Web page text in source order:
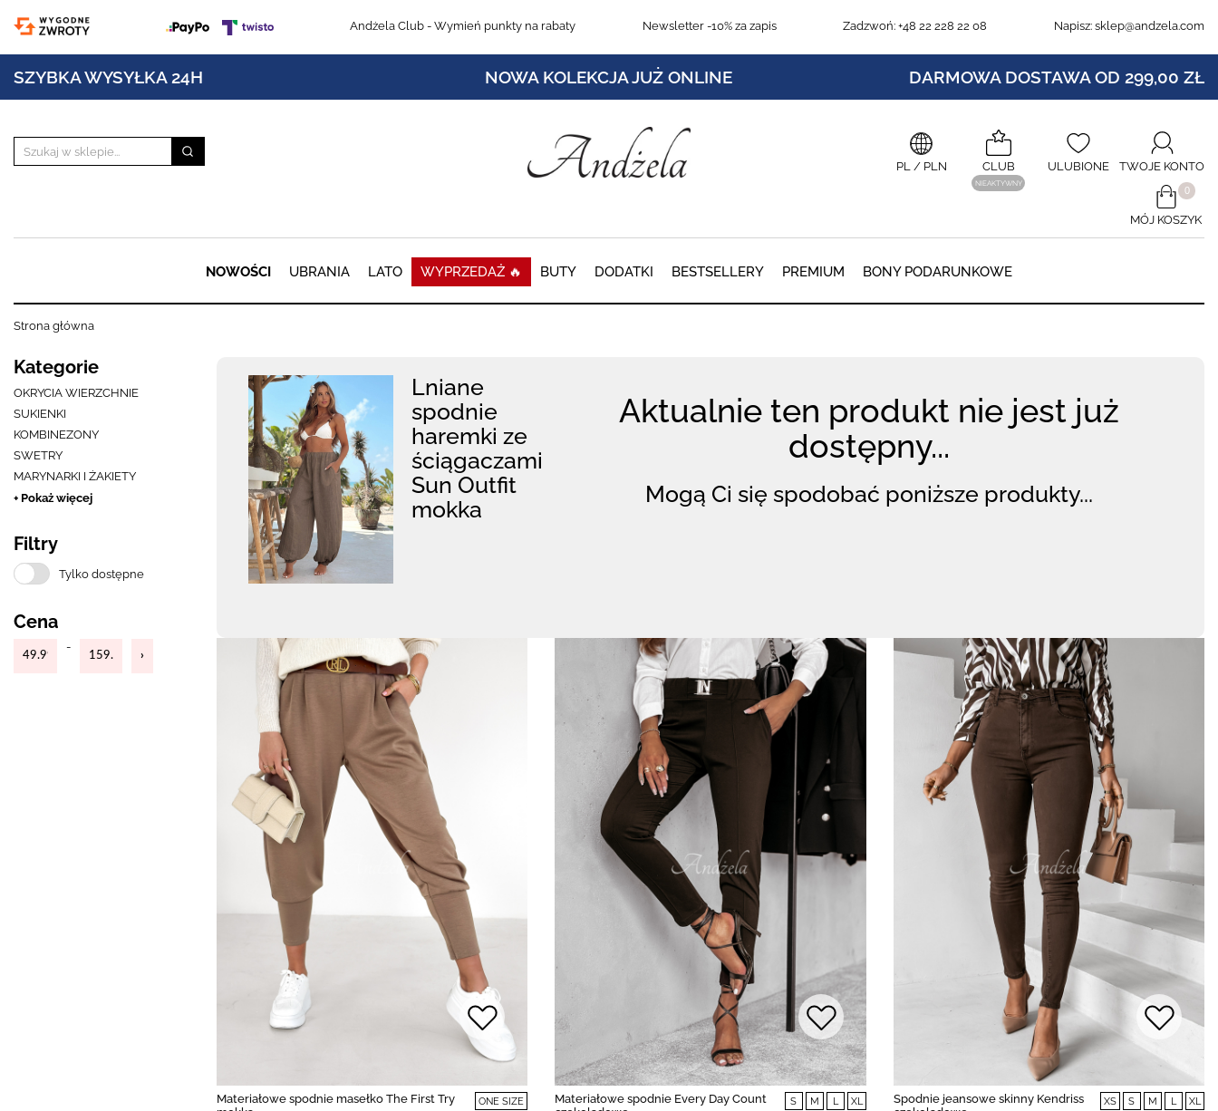
Andżela Club- Wymień punkty na rabaty Newsletter-10% za zapis Zadzwoń: +48 22 228 22 08 Napisz: sklep@andzela.com
SZYBKA WYSYŁKA 24H NOWA KOLEKCJA JUŻ ONLINE DARMOWA DOSTAWA OD 299,00 ZŁ
PL/ PLN CLUB
NIEAKTYWNY
ULUBIONE TWOJE KONTO
​0
MÓJ KOSZYK
NOWOŚCI UBRANIA LATO WYPRZEDAŻ 🔥 BUTY DODATKI BESTSELLERY PREMIUM BONY PODARUNKOWE
Strona główna
Kategorie
OKRYCIA WIERZCHNIE
SUKIENKI
KOMBINEZONY
SWETRY
MARYNARKI I ŻAKIETY
+ Pokaż więcej
Filtry
Tylko dostępne
Cena
-
Lniane
spodnie
haremki ze
ściągaczami
Sun Outfit
mokka
Aktualnie ten produkt nie jest już
dostępny...
Mogą Ci się spodobać poniższe produkty...
Materiałowe spodnie masełko The First Try
ONE SIZE
Materiałowe spodnie Every Day Count
S M L XL
Spodnie jeansowe skinny Kendriss
XS S M L XL